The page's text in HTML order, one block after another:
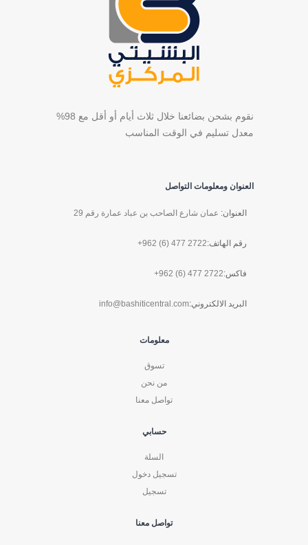
نقوم بشحن بضائعنا خلال ثلاث أيام أو أقل مع 98%
معدل تسليم في الوقت المناسب
العنوان ومعلومات التواصل
العنوان: عمان شارع الصاحب بن عباد عمارة رقم 29
رقم الهاتف:+962 (6) 477 2722
فاكس:+962 (6) 477 2722
البريد الالكتروني:info@bashiticentral.com
معلومات
تسوق
من نحن
تواصل معنا
حسابي
السلة
تسجيل دخول
تسجيل
تواصل معنا